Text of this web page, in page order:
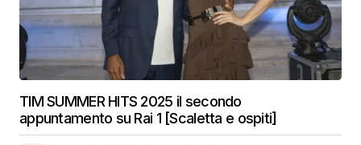
TIM SUMMER HITS 2025 il secondo
appuntamento su Rai 1 [Scaletta e ospiti]